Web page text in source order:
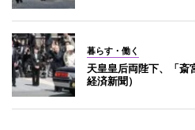
暮らす・働く
天皇皇后両陛下、「斎
経済新聞）